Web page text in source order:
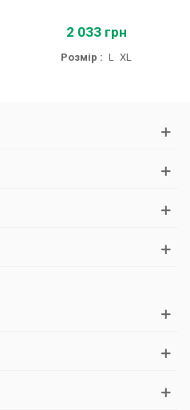
2 033 грн
Розмір : L XL